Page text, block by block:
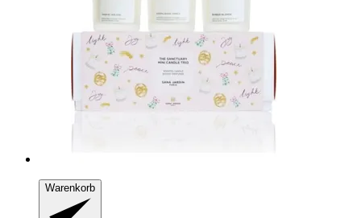
Warenkorb